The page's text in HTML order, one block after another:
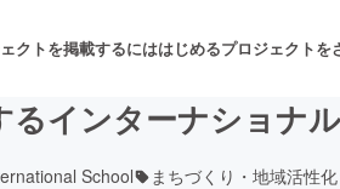
クトを掲載するにははじめるプロジェクトを
インターナショナ
School まちづくり・地域活性化